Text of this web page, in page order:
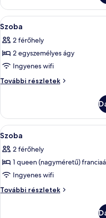
A
következő
szoba
összes
képének
megtekintése:
6
Szoba
2 férőhely
2 egyszemélyes ágy
Ingyenes wifi
További részletek
Szoba
A
következő
szoba
összes
képének
megtekintése:
10
Szoba
2 férőhely
1 queen (nagyméretű)
Ingyenes wifi
További részletek
Szoba